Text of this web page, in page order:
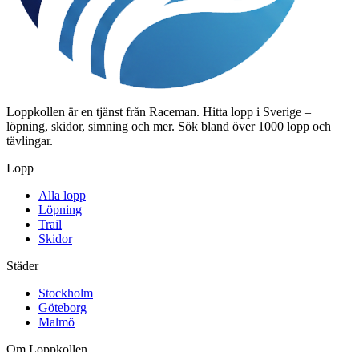
Loppkollen är en tjänst från Raceman. Hitta lopp i Sverige –
löpning, skidor, simning och mer. Sök bland över 1000 lopp och
tävlingar.
Lopp
Alla lopp
Löpning
Trail
Skidor
Städer
Stockholm
Göteborg
Malmö